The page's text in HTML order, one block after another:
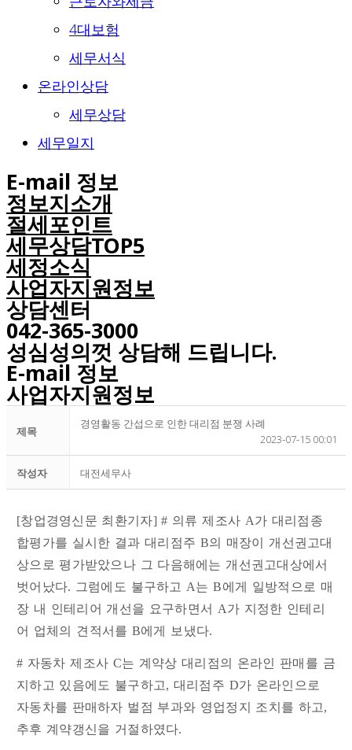
4대보험
세무서식
온라인상담
세무상담
세무일지
E-mail 정보
정보지소개
절세포인트
세무상담TOP5
세정소식
사업자지원정보
상담센터
042-365-3000
성심성의껏 상담해 드립니다.
E-mail 정보​
사업자지원정보
제목
경영활동 간섭으로 인한 대리점 분쟁 사례
2023-07-15 00:01
작성자 대전세무사
[창업경영신문 최환기자] # 의류 제조사 A가 대리점종
합평가를 실시한 결과 대리점주 B의 매장이 개선권고대
상으로 평가받았으나 그 다음해에는 개선권고대상에서
벗어났다. 그럼에도 불구하고 A는 B에게 일방적으로 매
장 내 인테리어 개선을 요구하면서 A가 지정한 인테리
어 업체의 견적서를 B에게 보냈다.
# 자동차 제조사 C는 계약상 대리점의 온라인 판매를 금
지하고 있음에도 불구하고, 대리점주 D가 온라인으로
자동차를 판매하자 벌점 부과와 영업정지 조치를 하고,
추후 계약갱신을 거절하였다.